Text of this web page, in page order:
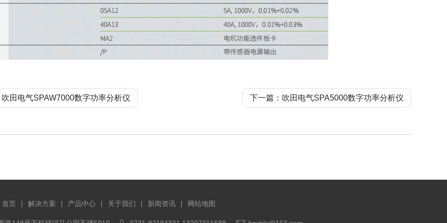
田电气SPAW7000数字功率分析仪 下一篇：吹田电气SPA5000数字功率分析仪
首页 | 解决方案 | 产品中心 | 关于我们 | 新闻资讯 | 网站地图